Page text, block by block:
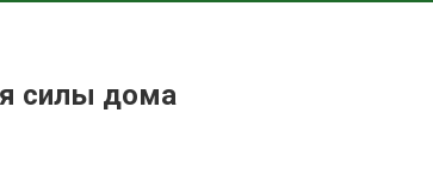
силы дома